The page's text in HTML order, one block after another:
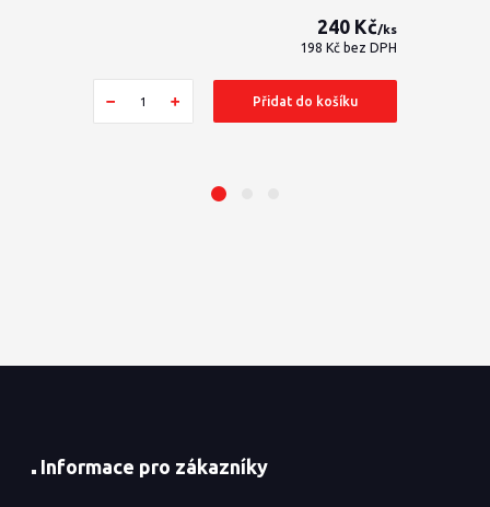
240 Kč/ks
198 Kč bez DPH
Přidat do košíku
Informace pro zákazníky